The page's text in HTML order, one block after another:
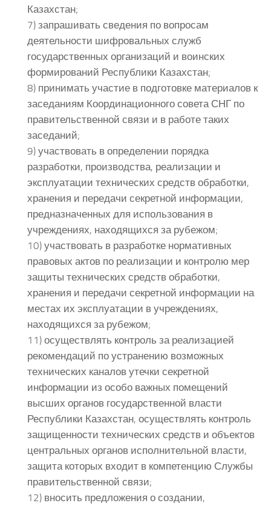
Казахстан;
7) запрашивать сведения по вопросам
деятельности шифровальных служб
государственных организаций и воинских
формирований Республики Казахстан;
8) принимать участие в подготовке материалов к
заседаниям Координационного совета СНГ по
правительственной связи и в работе таких
заседаний;
9) участвовать в определении порядка
разработки, производства, реализации и
эксплуатации технических средств обработки,
хранения и передачи секретной информации,
предназначенных для использования в
учреждениях, находящихся за рубежом;
10) участвовать в разработке нормативных
правовых актов по реализации и контролю мер
защиты технических средств обработки,
хранения и передачи секретной информации на
местах их эксплуатации в учреждениях,
находящихся за рубежом;
11) осуществлять контроль за реализацией
рекомендаций по устранению возможных
технических каналов утечки секретной
информации из особо важных помещений
высших органов государственной власти
Республики Казахстан, осуществлять контроль
защищенности технических средств и объектов
центральных органов исполнительной власти,
защита которых входит в компетенцию Службы
правительственной связи;
12) вносить предложения о создании,